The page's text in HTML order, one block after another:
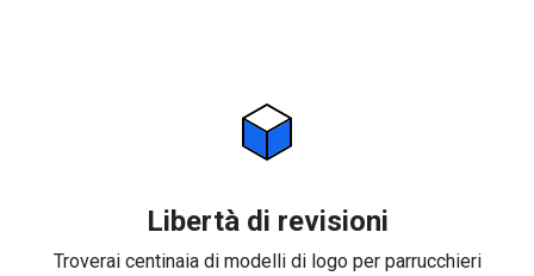
Libertà di revisioni
Troverai centinaia di modelli di logo per parrucchieri